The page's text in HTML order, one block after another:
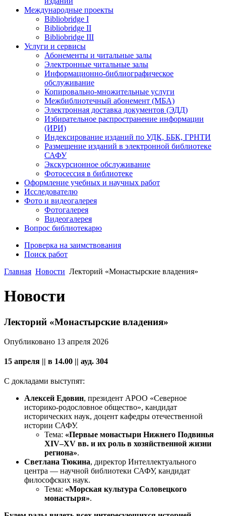
Международные проекты
Bibliobridge I
Bibliobridge II
Bibliobridge III
Услуги и сервисы
Абонементы и читальные залы
Электронные читальные залы
Информационно-библиографическое
обслуживание
Копировально-множительные услуги
Межбиблиотечный абонемент (МБА)
Электронная доставка документов (ЭДД)
Избирательное распространение информации
(ИРИ)
Индексирование изданий по УДК, ББК, ГРНТИ
Размещение изданий в электронной библиотеке
САФУ
Экскурсионное обслуживание
Фотосессия в библиотеке
Оформление учебных и научных работ
Исследователю
Фото и видеогалерея
Фотогалерея
Видеогалерея
Вопрос библиотекарю
Проверка на заимствования
Поиск работ
Главная Новости Лекторий «Монастырские владения»
Новости
Лекторий «Монастырские владения»
Опубликовано 13 апреля 2026
15 апреля || в 14.00 || ауд. 304
С докладами выступят:
Алексей Едовин, президент АРОО «Северное
историко‑родословное общество», кандидат
исторических наук, доцент кафедры отечественной
истории САФУ.
Тема: «Первые монастыри Нижнего Подвинья
XIV–XV вв. и их роль в хозяйственной жизни
региона».
Светлана Тюкина, директор Интеллектуального
центра — научной библиотеки САФУ, кандидат
философских наук.
Тема: «Морская культура Соловецкого
монастыря».